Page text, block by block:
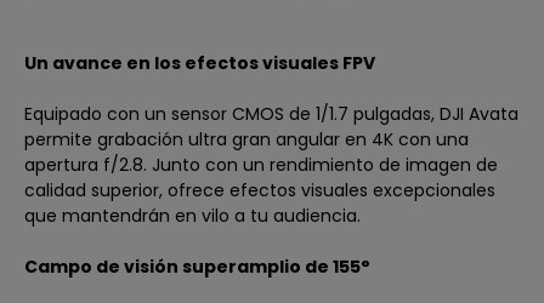
Un avance en los efectos visuales FPV
Equipado con un sensor CMOS de 1/1.7 pulgadas, DJI Avata
permite grabación ultra gran angular en 4K con una
apertura f/2.8. Junto con un rendimiento de imagen de
calidad superior, ofrece efectos visuales excepcionales
que mantendrán en vilo a tu audiencia.
Campo de visión superamplio de 155°